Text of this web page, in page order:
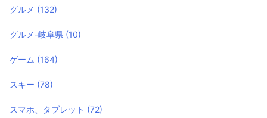
グルメ (132)
グルメ-岐阜県 (10)
ゲーム (164)
スキー (78)
スマホ、タブレット (72)